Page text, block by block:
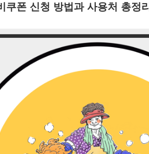
쿠폰 신청 방법과 사용처 총정리